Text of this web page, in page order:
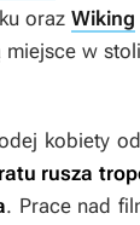
oraz Wiking
w
kobiety
rusza
. Prace nad